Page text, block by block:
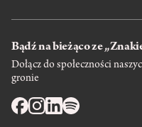
Bądź na bieżąco ze
Dołącz do społeczności
gronie